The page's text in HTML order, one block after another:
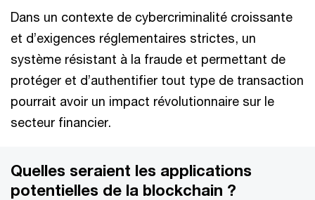
Dans un contexte de cybercriminalité croissante
et d’exigences réglementaires strictes, un
système résistant à la fraude et permettant de
protéger et d’authentifier tout type de transaction
pourrait avoir un impact révolutionnaire sur le
secteur financier.
Quelles seraient les applications
potentielles de la blockchain ?